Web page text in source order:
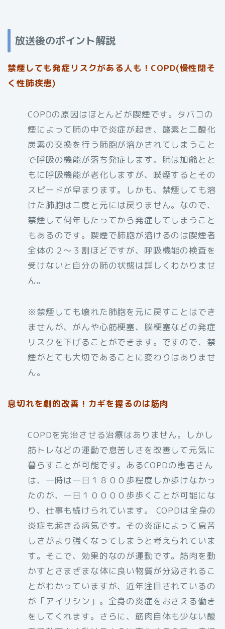
放送後のポイント解説
禁煙しても発症リスクがある人も！COPD(慢性閉そ
く性肺疾患)
COPDの原因はほとんどが喫煙です。タバコの
煙によって肺の中で炎症が起き、酸素と二酸化
炭素の交換を行う肺胞が溶かされてしまうこと
で呼吸の機能が落ち発症します。肺は加齢とと
もに呼吸機能が老化しますが、喫煙するとその
スピードが早まります。しかも、禁煙しても溶
けた肺胞は二度と元には戻りません。なので、
禁煙して何年もたってから発症してしまうこと
もあるのです。喫煙で肺胞が溶けるのは喫煙者
全体の２～３割ほどですが、呼吸機能の検査を
受けないと自分の肺の状態は詳しくわかりませ
ん。
※禁煙しても壊れた肺胞を元に戻すことはでき
ませんが、がんや心筋梗塞、脳梗塞などの発症
リスクを下げることができます。ですので、禁
煙がとても大切であることに変わりはありませ
ん。
息切れを劇的改善！カギを握るのは筋肉
COPDを完治させる治療はありません。しかし
筋トレなどの運動で息苦しさを改善して元気に
暮らすことが可能です。あるCOPDの患者さん
は、一時は一日１８００歩程度しか歩けなかっ
たのが、一日１００００歩歩くことが可能にな
り、仕事も続けられています。 COPDは全身の
炎症も起きる病気です。その炎症によって息苦
しさがより強くなってしまうと考えられていま
す。そこで、効果的なのが運動です。筋肉を動
かすとさまざまな体に良い物質が分泌されるこ
とがわかっていますが、近年注目されているの
が「アイリシン」。全身の炎症をおさえる働き
をしてくれます。さらに、筋肉自体も少ない酸